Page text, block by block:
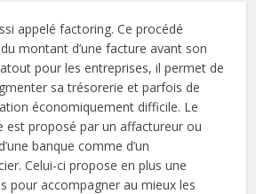
appelé factoring. Ce procédé
montant d’une facture avant son
pour les entreprises, il permet de
sa trésorerie et parfois de
économiquement difficile. Le
est proposé par un affactureur ou
banque comme d’un
Celui-ci propose en plus une
pour accompagner au mieux les